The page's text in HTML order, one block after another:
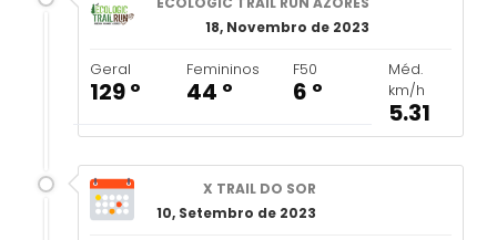
18, Novembro de 2023
Geral
129 º
Femininos
44 º
F50
6 º
Méd.
km/h
5.31
X TRAIL DO SOR
10, Setembro de 2023